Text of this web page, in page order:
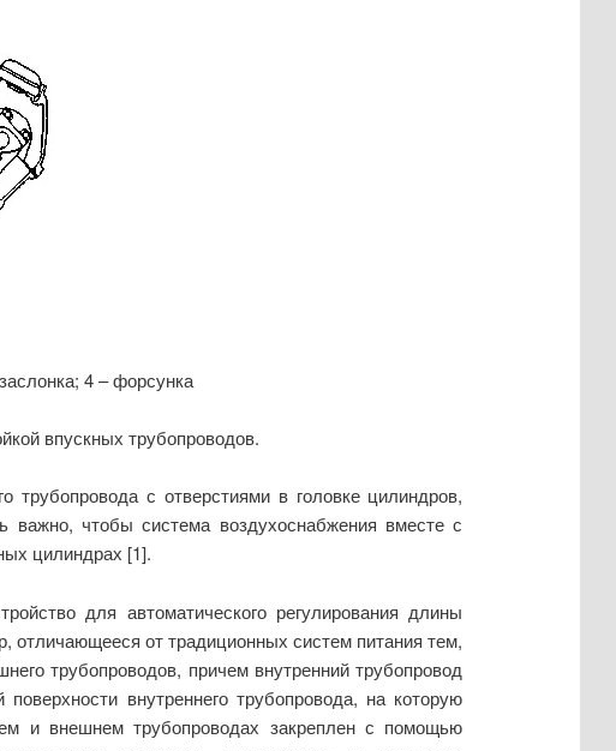
4 – форсунка
впускных трубопроводов.
трубопровода с отверстиями в головке цилиндров,
важно, чтобы система воздухоснабжения вместе с
цилиндрах [1].
для автоматического регулирования длины
отличающееся от традиционных систем питания тем,
трубопроводов, причем внутренний трубопровод
внутреннего трубопровода, на которую
и внешнем трубопроводах закреплен с помощью